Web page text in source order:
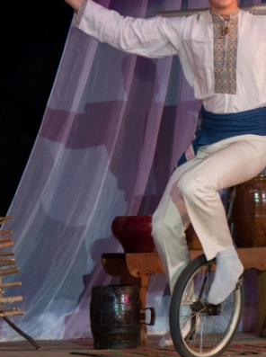
Коллективы Новости
ОТЧЕТЫ ГКЦ